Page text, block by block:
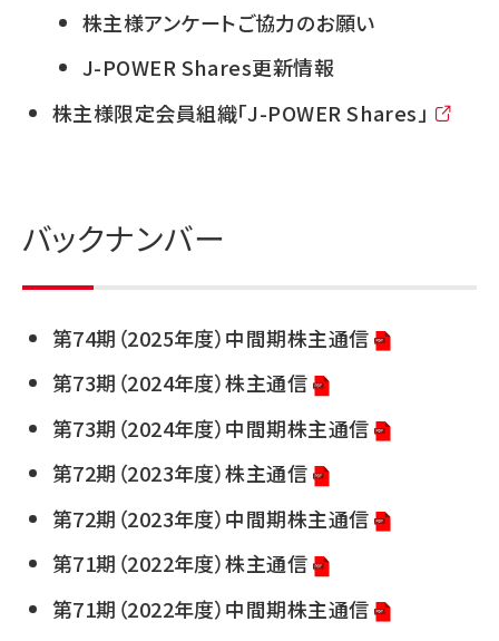
株主様アンケートご協力のお願い
J-POWER Shares更新情報
株主様限定会員組織「J-POWER Shares」
バックナンバー
第74期（2025年度）中間期株主通信
第73期（2024年度）株主通信
第73期（2024年度）中間期株主通信
第72期（2023年度）株主通信
第72期（2023年度）中間期株主通信
第71期（2022年度）株主通信
第71期（2022年度）中間期株主通信